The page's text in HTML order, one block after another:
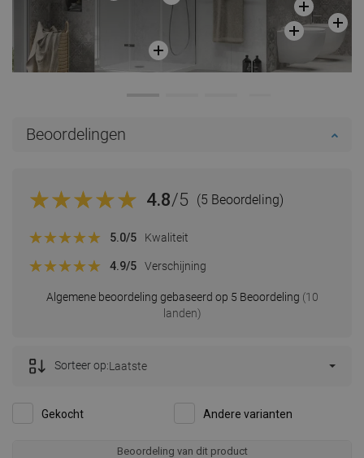
Beoordelingen
4.8/5 (5 Beoordeling)
Algemene beoordeling gebaseerd op 5 Beoordeling (10
landen)
5.0/5 Kwaliteit
4.9/5 Verschijning
Gekocht Andere varianten
Sorteer op:Laatste
Beoordeling van dit product